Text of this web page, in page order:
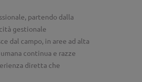
partendo dalla
gestionale
dal campo, in aree ad alta
continua e razze
diretta che